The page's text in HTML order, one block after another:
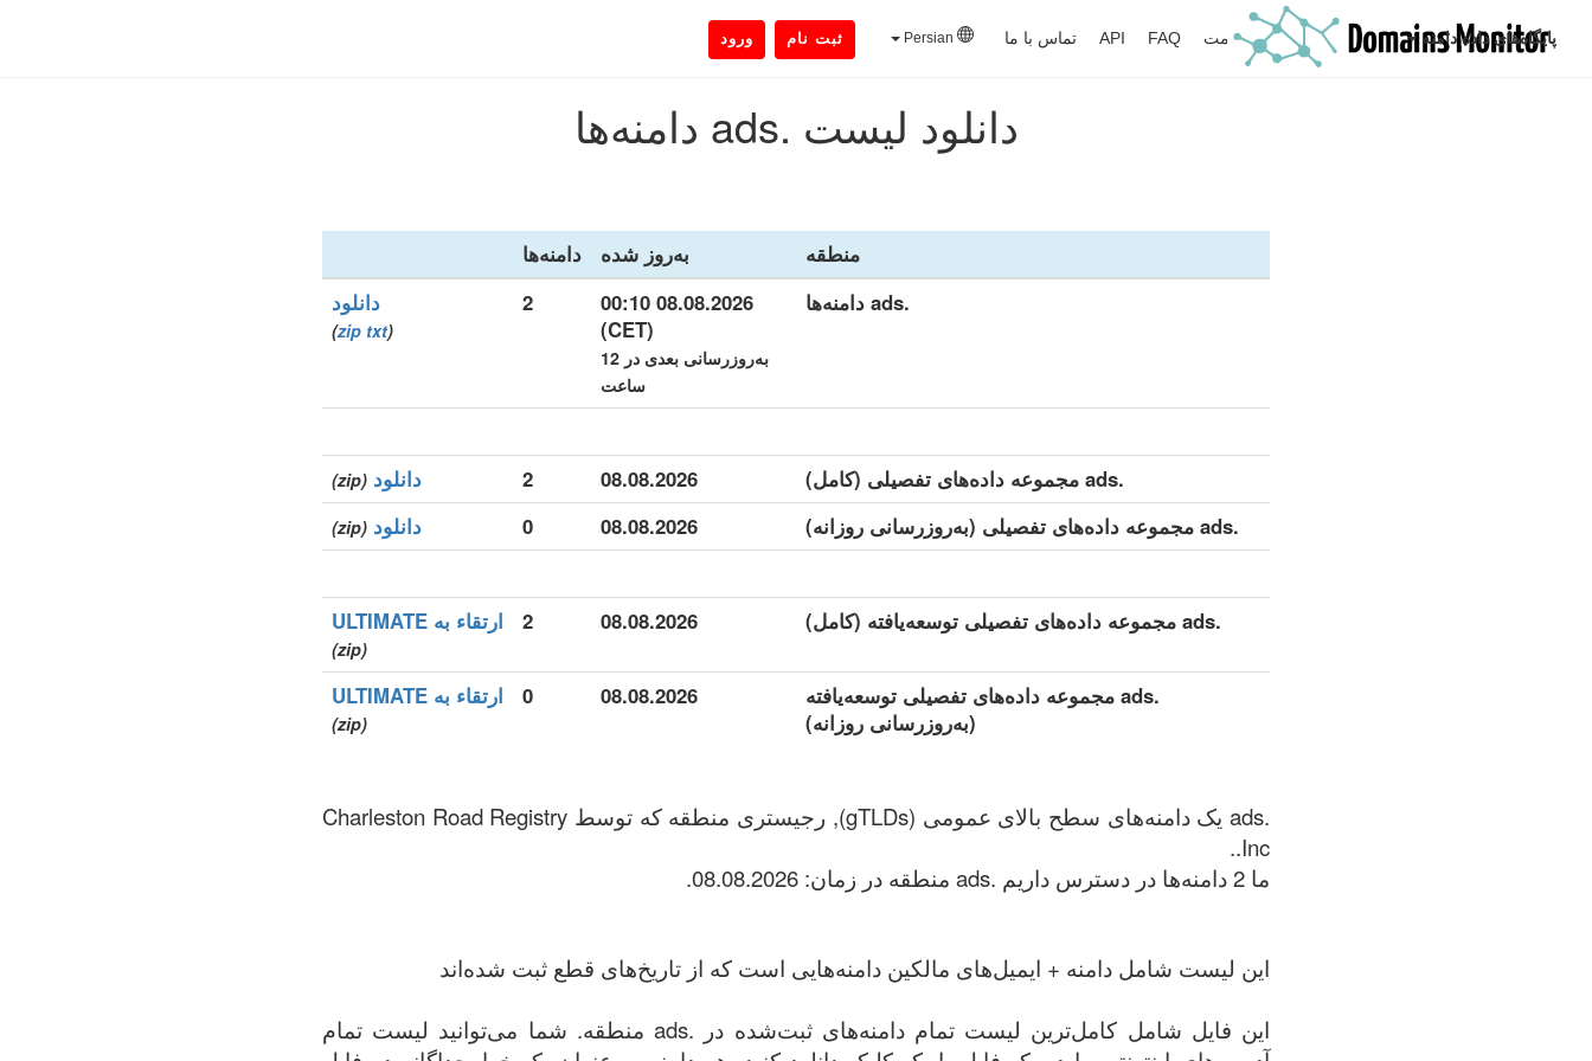
پایگاه‌های داده دامنه جستجو نظارت قیمت FAQ
API تماس با ما ثبت نام ورود
دانلود لیست .ads دامنه‌ها
منطقه به‌روز شده
دامنه‌ها
.ads دامنه‌ها
08.08.2026 00:10
(CET)
به‌روزرسانی بعدی در 12
ساعت
2 دانلود
(
zip txt
)
.ads مجموعه داده‌های تفصیلی (کامل) 08.08.2026
2 دانلود (zip)
.ads مجموعه داده‌های تفصیلی (به‌روزرسانی روزانه) 08.08.2026
0 دانلود (zip)
.ads مجموعه داده‌های تفصیلی توسعه‌یافته (کامل) 08.08.2026
2 ارتقاء به ULTIMATE
(zip)
.ads مجموعه داده‌های تفصیلی توسعه‌یافته
(به‌روزرسانی روزانه)
08.08.2026
0 ارتقاء به ULTIMATE
(zip)
.ads یک دامنه‌های سطح بالای عمومی (gTLDs), رجیستری منطقه که توسط Charleston Road Registry
Inc..
ما 2 دامنه‌ها در دسترس داریم .ads منطقه در زمان: 08.08.2026.
این لیست شامل دامنه + ایمیل‌های مالکین دامنه‌هایی است که از تاریخ‌های قطع ثبت شده‌اند
این فایل شامل کامل‌ترین لیست تمام دامنه‌های ثبت‌شده در .ads منطقه. شما می‌توانید لیست تمام